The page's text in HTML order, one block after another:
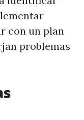
con un plan
problemas